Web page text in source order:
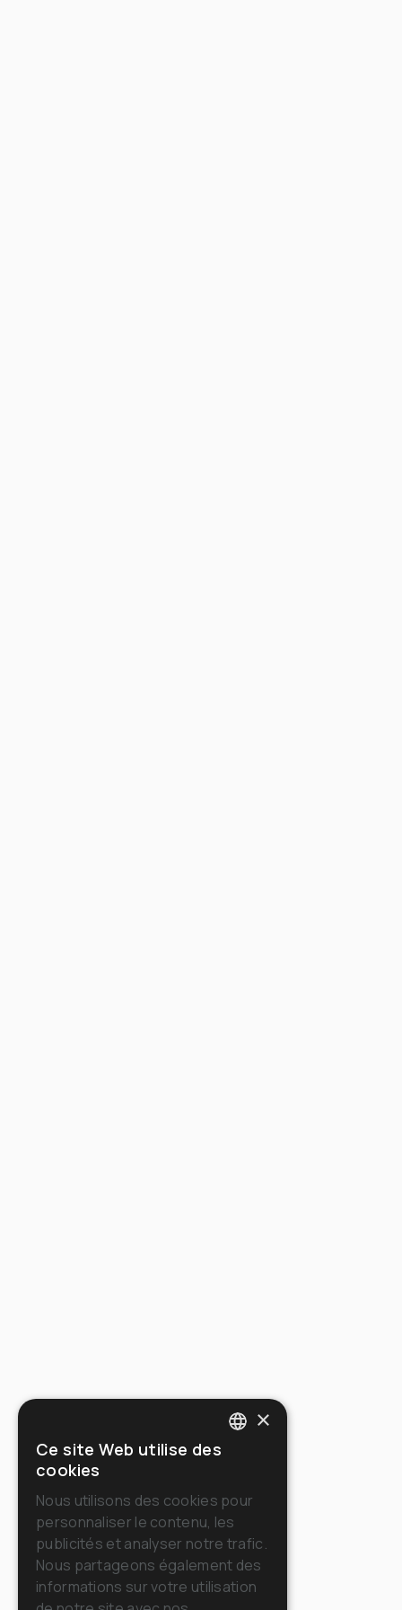
ITALIAN
FRENCH
GERMAN
SPANISH
×
Ce site Web utilise des
cookies
Nous utilisons des cookies pour
personnaliser le contenu, les
publicités et analyser notre trafic.
Nous partageons également des
informations sur votre utilisation